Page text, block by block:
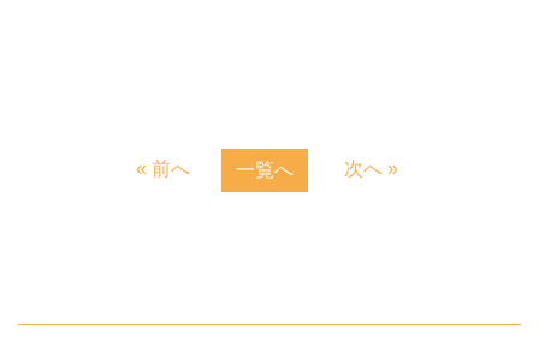
« 前へ 一覧へ 次へ »